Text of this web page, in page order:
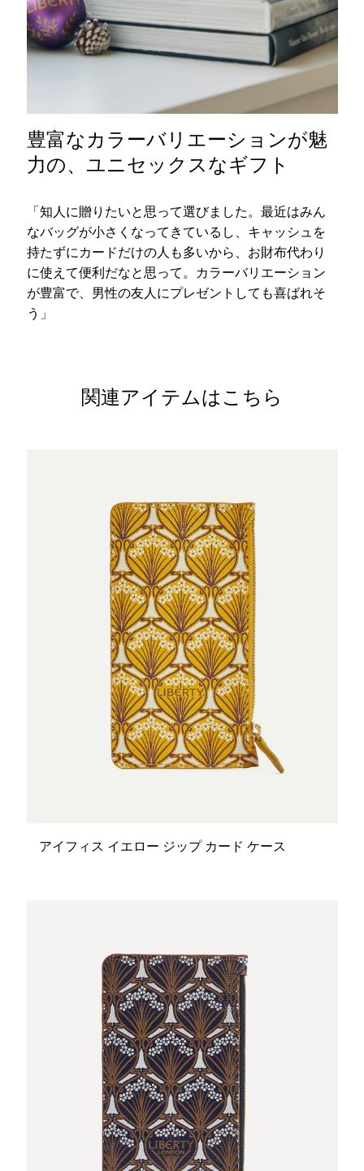
豊富なカラーバリエーションが魅
力の、ユニセックスなギフト
「知人に贈りたいと思って選びました。最近はみん
なバッグが小さくなってきているし、キャッシュを
持たずにカードだけの人も多いから、お財布代わり
に使えて便利だなと思って。カラーバリエーション
が豊富で、男性の友人にプレゼントしても喜ばれそ
う」
関連アイテムはこちら
アイフィス イエロー ジップ カード ケース